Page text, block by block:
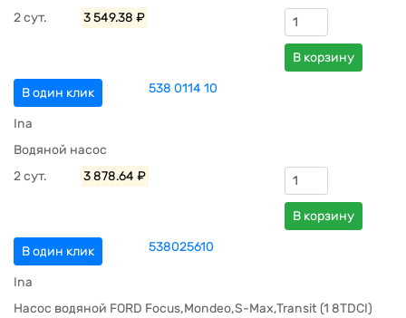
2 сут.
3 549.38 ₽
В корзину
В один клик 538 0114 10
Ina
Водяной насос
2 сут.
3 878.64 ₽
В корзину
В один клик 538025610
Ina
Насос водяной FORD Focus,Mondeo,S-Max,Transit (1 8TDCI)